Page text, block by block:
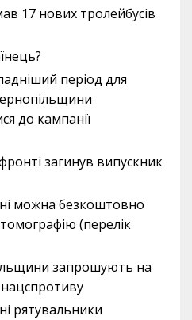
17 нових тролейбусів
період для
до кампанії
загинув випускник
можна безкоштовно
(перелік
запрошують на
рятувальники